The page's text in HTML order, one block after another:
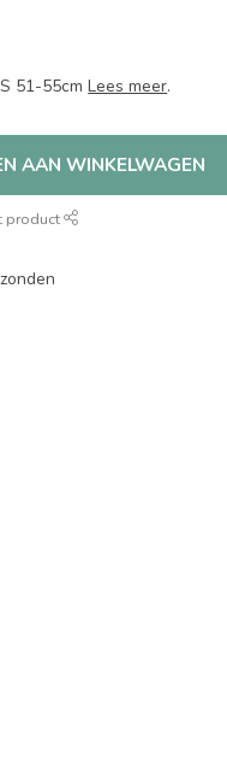
51-55cmLees meer.
AAN WINKELWAGEN
product